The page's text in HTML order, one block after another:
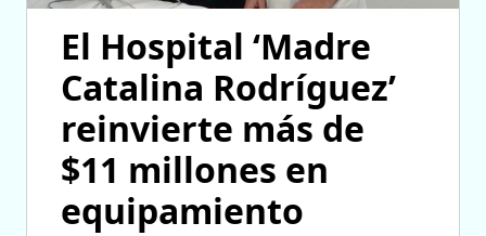
El Hospital ‘Madre
Catalina Rodríguez’
reinvierte más de
$11 millones en
equipamiento